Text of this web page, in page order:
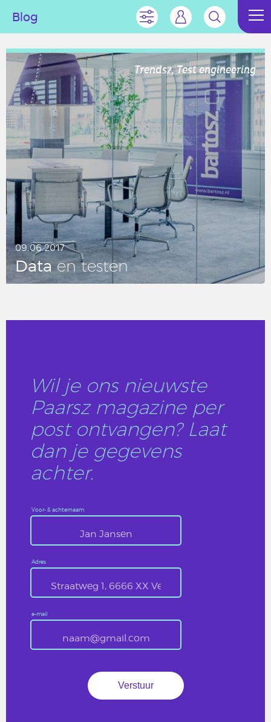
Blog
Trendsz, Test engineering
09.06.2017
Dataen testen
Wil je ons nieuwste
Paarsz magazine per
post ontvangen? Laat
dan je gegevens
achter.
Voor- & achternaam
Adres
e-mail